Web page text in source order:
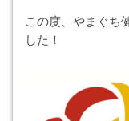
この度、やまぐち
した！